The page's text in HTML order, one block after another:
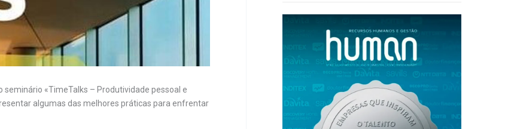
seminário «TimeTalks – Produtividade pessoal e
algumas das melhores práticas para enfrentar